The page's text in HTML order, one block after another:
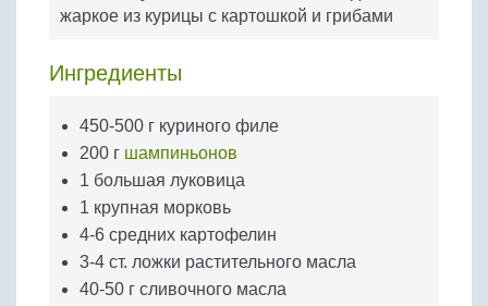
Бобовые
Крупы
жаркое из курицы с картошкой и грибами
Ингредиенты
450-500 г куриного филе
200 г шампиньонов
1 большая луковица
1 крупная морковь
4-6 средних картофелин
3-4 ст. ложки растительного масла
40-50 г сливочного масла